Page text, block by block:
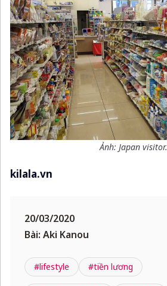
Ảnh: Japan visitor.
kilala.vn
20/03/2020
Bài: Aki Kanou
#lifestyle #tiền lương